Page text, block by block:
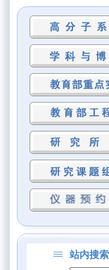
站内搜索